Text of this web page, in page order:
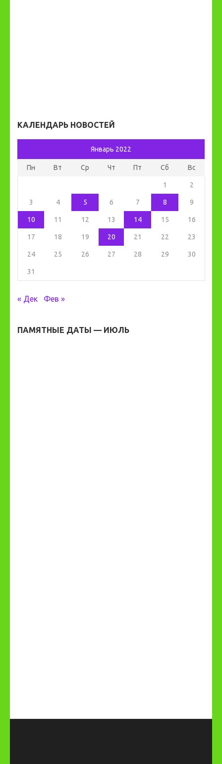
КАЛЕНДАРЬ НОВОСТЕЙ
Январь 2022
Пн Вт Ср Чт Пт Сб Вс
1 2
3 4 5 6 7 8 9
10 11 12 13 14 15 16
17 18 19 20 21 22 23
24 25 26 27 28 29 30
31
« Дек Фев »
ПАМЯТНЫЕ ДАТЫ — ИЮЛЬ